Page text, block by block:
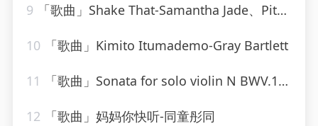
9 「歌曲」Shake That-Samantha Jade、Pitbull
10 「歌曲」Kimito Itumademo-Gray Bartlett
11 「歌曲」Sonata for solo violin N BWV.1001 in G minor - I. Adagio-gidon kremer
12 「歌曲」妈妈你快听-同童彤同